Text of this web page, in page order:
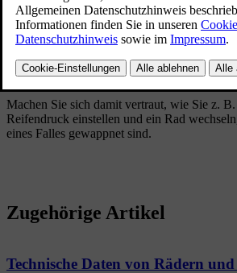
Machen Sie sich damit vertraut, wie Sie z.
Reifendruck einstellen und ein Rad
eines Falles gewappnet sind.
Zugehörige Artikel
Technische Daten von Rädern und